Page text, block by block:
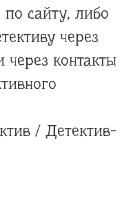
по сайту, либо
через
контакты
/ Детектив-